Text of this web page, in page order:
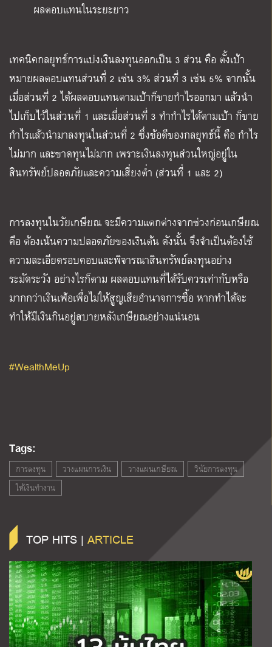
ผลตอบแทนในระยะยาว
เทคนิคกลยุทธ์การแบ่งเงินลงทุนออกเป็น 3 ส่วน คือ ตั้งเป้า
หมายผลตอบแทนส่วนที่ 2 เช่น 3% ส่วนที่ 3 เช่น 5% จากนั้น
เมื่อส่วนที่ 2 ได้ผลตอบแทนตามเป้าก็ขายกำไรออกมา แล้วนำ
ไปเก็บไว้ในส่วนที่ 1 และเมื่อส่วนที่ 3 ทำกำไรได้ตามเป้า ก็ขาย
กำไรแล้วนำมาลงทุนในส่วนที่ 2 ซึ่งข้อดีของกลยุทธ์นี้ คือ กำไร
ไม่มาก และขาดทุนไม่มาก เพราะเงินลงทุนส่วนใหญ่อยู่ใน
สินทรัพย์ปลอดภัยและความเสี่ยงต่ำ (ส่วนที่ 1 และ 2)
การลงทุนในวัยเกษียณ จะมีความแตกต่างจากช่วงก่อนเกษียณ
คือ ต้องเน้นความปลอดภัยของเงินต้น ดังนั้น จึงจำเป็นต้องใช้
ความละเอียดรอบคอบและพิจารณาสินทรัพย์ลงทุนอย่าง
ระมัดระวัง อย่างไรก็ตาม ผลตอบแทนที่ได้รับควรเท่ากับหรือ
มากกว่าเงินเฟ้อเพื่อไม่ให้สูญเสียอำนาจการซื้อ หากทำได้จะ
ทำให้มีเงินกินอยู่สบายหลังเกษียณอย่างแน่นอน
#WealthMeUp
Tags:
การลงทุน วางแผนการเงิน วางแผนเกษียณ
วินัยการลงทุน
ให้เงินทำงาน
TOP HITS | ARTICLE